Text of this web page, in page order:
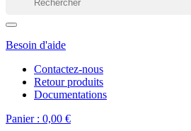
Besoin d'aide
Contactez-nous
Retour produits
Documentations
Panier : 0,00 €